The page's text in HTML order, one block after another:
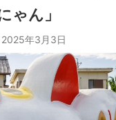
ゃん」
2025年3月3日